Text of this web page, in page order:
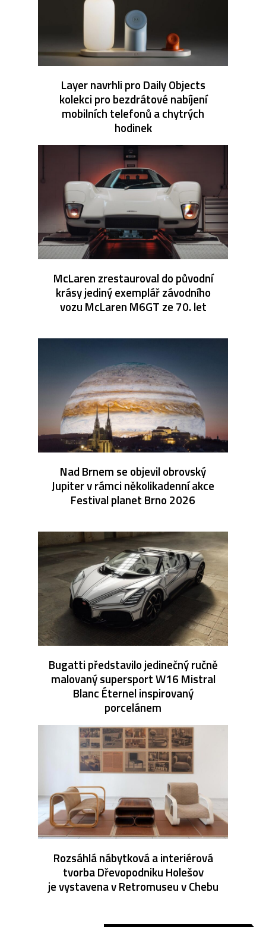
Layer navrhli pro Daily Objects
kolekci pro bezdrátové nabíjení
mobilních telefonů a chytrých
hodinek
McLaren zrestauroval do původní
krásy jediný exemplář závodního
vozu McLaren M6GT ze 70. let
Nad Brnem se objevil obrovský
Jupiter v rámci několikadenní akce
Festival planet Brno 2026
Bugatti představilo jedinečný ručně
malovaný supersport W16 Mistral
Blanc Éternel inspirovaný
porcelánem
Rozsáhlá nábytková a interiérová
tvorba Dřevopodniku Holešov
je vystavena v Retromuseu v Chebu